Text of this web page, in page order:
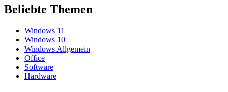
Beliebte Themen
Windows 11
Windows 10
Windows Allgemein
Office
Software
Hardware